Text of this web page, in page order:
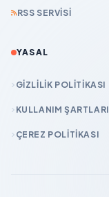
RSS SERVISI
YASAL
GIZLILIK POLITIKASI
KULLANIM ŞARTLARI
ÇEREZ POLITIKASI